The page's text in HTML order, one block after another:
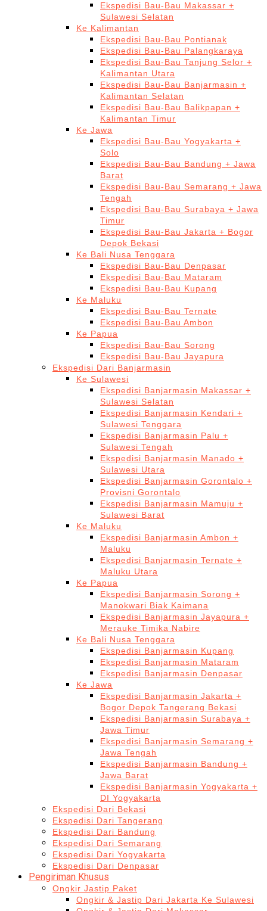
Ekspedisi Bau-Bau Makassar +
Sulawesi Selatan
Ke Kalimantan
Ekspedisi Bau-Bau Pontianak
Ekspedisi Bau-Bau Palangkaraya
Ekspedisi Bau-Bau Tanjung Selor +
Kalimantan Utara
Ekspedisi Bau-Bau Banjarmasin +
Kalimantan Selatan
Ekspedisi Bau-Bau Balikpapan +
Kalimantan Timur
Ke Jawa
Ekspedisi Bau-Bau Yogyakarta +
Solo
Ekspedisi Bau-Bau Bandung + Jawa
Barat
Ekspedisi Bau-Bau Semarang + Jawa
Tengah
Ekspedisi Bau-Bau Surabaya + Jawa
Timur
Ekspedisi Bau-Bau Jakarta + Bogor
Depok Bekasi
Ke Bali Nusa Tenggara
Ekspedisi Bau-Bau Denpasar
Ekspedisi Bau-Bau Mataram
Ekspedisi Bau-Bau Kupang
Ke Maluku
Ekspedisi Bau-Bau Ternate
Ekspedisi Bau-Bau Ambon
Ke Papua
Ekspedisi Bau-Bau Sorong
Ekspedisi Bau-Bau Jayapura
Ekspedisi Dari Banjarmasin
Ke Sulawesi
Ekspedisi Banjarmasin Makassar +
Sulawesi Selatan
Ekspedisi Banjarmasin Kendari +
Sulawesi Tenggara
Ekspedisi Banjarmasin Palu +
Sulawesi Tengah
Ekspedisi Banjarmasin Manado +
Sulawesi Utara
Ekspedisi Banjarmasin Gorontalo +
Provisni Gorontalo
Ekspedisi Banjarmasin Mamuju +
Sulawesi Barat
Ke Maluku
Ekspedisi Banjarmasin Ambon +
Maluku
Ekspedisi Banjarmasin Ternate +
Maluku Utara
Ke Papua
Ekspedisi Banjarmasin Sorong +
Manokwari Biak Kaimana
Ekspedisi Banjarmasin Jayapura +
Merauke Timika Nabire
Ke Bali Nusa Tenggara
Ekspedisi Banjarmasin Kupang
Ekspedisi Banjarmasin Mataram
Ekspedisi Banjarmasin Denpasar
Ke Jawa
Ekspedisi Banjarmasin Jakarta +
Bogor Depok Tangerang Bekasi
Ekspedisi Banjarmasin Surabaya +
Jawa Timur
Ekspedisi Banjarmasin Semarang +
Jawa Tengah
Ekspedisi Banjarmasin Bandung +
Jawa Barat
Ekspedisi Banjarmasin Yogyakarta +
DI Yogyakarta
Ekspedisi Dari Bekasi
Ekspedisi Dari Tangerang
Ekspedisi Dari Bandung
Ekspedisi Dari Semarang
Ekspedisi Dari Yogyakarta
Ekspedisi Dari Denpasar
Pengiriman Khusus
Ongkir Jastip Paket
Ongkir & Jastip Dari Jakarta Ke Sulawesi